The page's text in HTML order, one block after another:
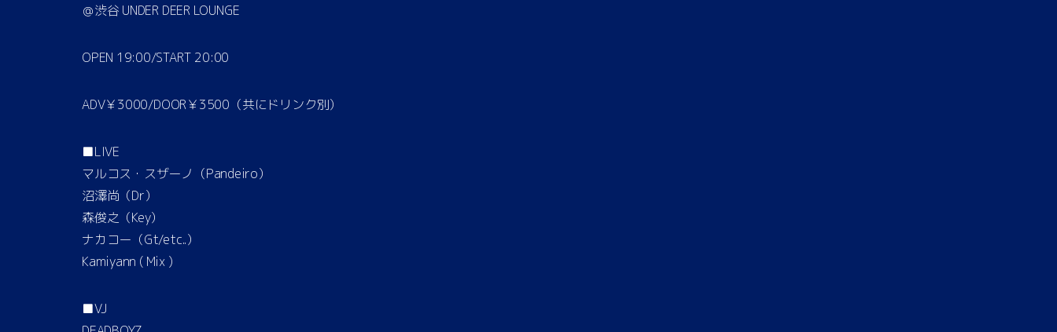
＠渋谷 UNDER DEER LOUNGE
OPEN 19:00/START 20:00
ADV￥3000/DOOR￥3500（共にドリンク別）
■LIVE
マルコス・スザーノ（Pandeiro）
沼澤尚（Dr）
森俊之（Key）
ナカコー（Gt/etc..）
Kamiyann ( Mix )
■VJ